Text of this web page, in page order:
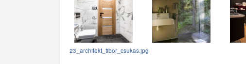
23_architekt_tibor_csukas.jpg